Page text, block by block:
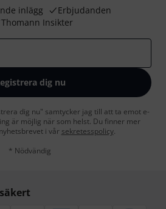
inlägg
Erbjudanden
Thomann Insikter
dig nu
dig nu" samtycker jag till att ta emot e-
är möjlig när som helst. Du finner mer
i vår sekretesspolicy.
* Nödvändig